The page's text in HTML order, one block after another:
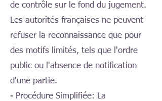
de contrôle sur le fond du jugement.
Les autorités françaises ne peuvent
refuser la reconnaissance que pour
des motifs limités, tels que l'ordre
public ou l'absence de notification
d'une partie.
- Procédure Simplifiée: La